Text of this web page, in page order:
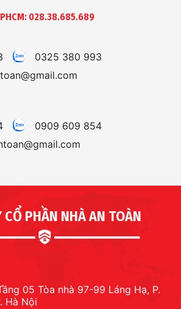
028.38.685.689
0325 380 993
0909 609 854
CỔ PHẦN NHÀ AN TOÀN
05 Tòa nhà 97-99 Láng Hạ, P.
Hà Nội